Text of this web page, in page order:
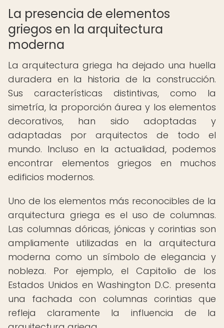
La presencia de elementos
griegos en la arquitectura
moderna
La arquitectura griega ha dejado una huella
duradera en la historia de la construcción.
Sus características distintivas, como la
simetría, la proporción áurea y los elementos
decorativos, han sido adoptadas y
adaptadas por arquitectos de todo el
mundo. Incluso en la actualidad, podemos
encontrar elementos griegos en muchos
edificios modernos.
Uno de los elementos más reconocibles de la
arquitectura griega es el uso de columnas.
Las columnas dóricas, jónicas y corintias son
ampliamente utilizadas en la arquitectura
moderna como un símbolo de elegancia y
nobleza. Por ejemplo, el Capitolio de los
Estados Unidos en Washington D.C. presenta
una fachada con columnas corintias que
refleja claramente la influencia de la